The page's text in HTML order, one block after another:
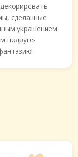
сделанные
украшением
подруге-